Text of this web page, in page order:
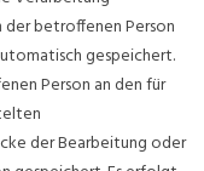
betroffenen Person
gespeichert.
Person an den für
der Bearbeitung oder